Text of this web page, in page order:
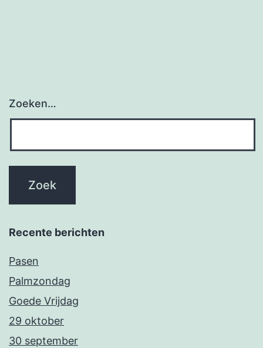
Zoeken…
Recente berichten
Pasen
Palmzondag
Goede Vrijdag
29 oktober
30 september